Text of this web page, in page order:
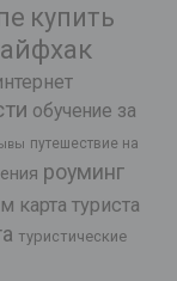
купить
обучение за
путешествие на
роуминг
карта туриста
туристические